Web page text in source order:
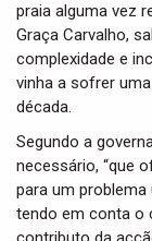
praia alguma vez
Graça Carvalho,
complexidade e
vinha a sofrer
década.
Segundo a
necessário, “que
para um problema
tendo em conta o